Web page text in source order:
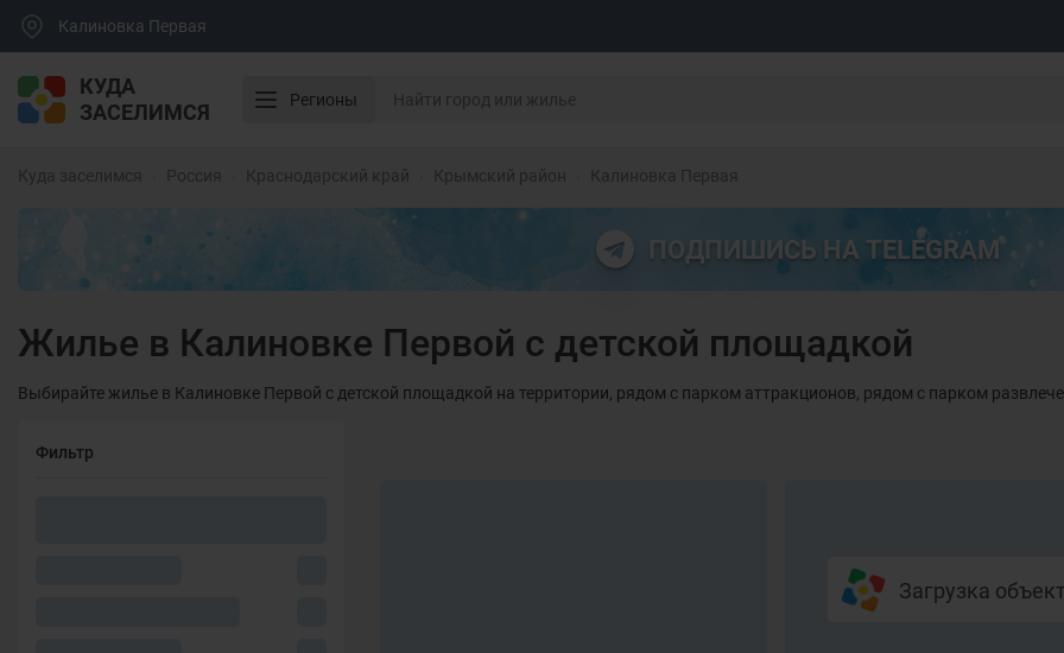
Калиновка Первая
КУДА
ЗАСЕЛИМСЯ
Регионы
Куда заселимся Россия Краснодарский край Крымский район Калиновка Первая
ПОДПИШИСЬ НА TELEGRAM
Жилье в Калиновке Первой с детской площадкой
Выбирайте жилье в Калиновке Первой с детской площадкой на территории, рядом с парком аттракционов, рядом с парком
Фильтр
Загрузка